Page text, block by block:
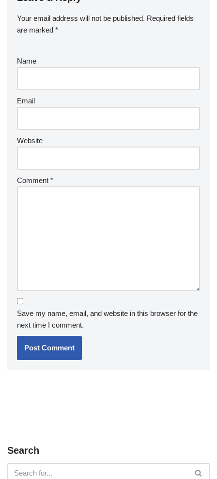
Your email address will not be published. Required fields
are marked *
Name
Email
Website
Comment *
Save my name, email, and website in this browser for the
next time I comment.
Search